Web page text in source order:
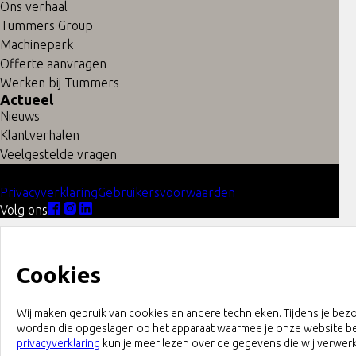
maken wij uitsluitend in het kader van een betaalde
opdracht, waarbij we ook de bewerkingen mogen
uitvoeren.
Ons verhaal
Tummers Group
Machinepark
Offerte aanvragen
Werken bij Tummers
Actueel
Nieuws
Klantverhalen
Veelgestelde vragen
PrivacyverklaringGebruikersvoorwaarden
Volg ons
Cookies
Wij maken gebruik van cookies en andere technieken. Tijdens je
worden die opgeslagen op het apparaat waarmee je onze website
privacyverklaring kun je meer lezen over de gegevens die wij